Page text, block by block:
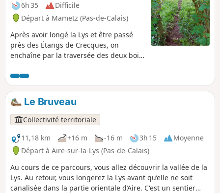
6h 35
Difficile
Départ à Mametz (Pas-de-Calais)
Après avoir longé la Lys et être passé
près des Étangs de Crecques, on
enchaîne par la traversée des deux bois,
et petites routes de la plaine. Parcours
sans grande difficulté, mis à part la
longueur. À faire de préférence en
période sèche. En période humide, les
deux bois sont assez difficiles et, cet
hiver, le chemin entre Glomenghem et
Mametz était inondé (c'était correct ce
25 avril 2024, mais les fossés sont
gorgés d'eau et ne demandent qu'à
déborder).
Le Bruveau
Collectivité territoriale
11,18 km
+16 m -16 m 3h 15
Moyenne
Départ à Aire-sur-la-Lys (Pas-de-Calais)
Au cours de ce parcours, vous allez découvrir la vallée de la
Lys. Au retour, vous longerez la Lys avant qu’elle ne soit
canalisée dans la partie orientale d’Aire. C'est un sentier